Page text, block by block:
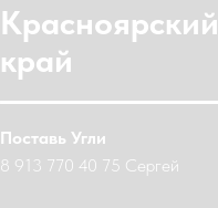
Красноярский
край
Поставь Угли
8 913 770 40 75 Сергей